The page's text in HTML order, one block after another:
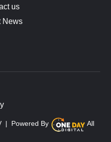
us
News
| Powered By All